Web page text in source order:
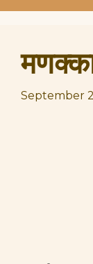
September